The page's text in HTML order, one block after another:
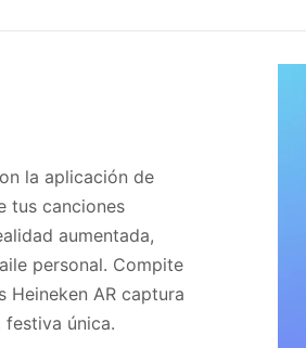
la aplicación de
tus canciones
aumentada,
personal. Compite
Heineken AR captura
única.